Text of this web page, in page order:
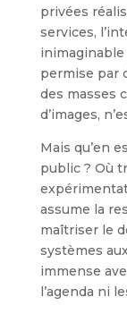
privées
services,
inimaginable
permise par
des masses
d’images,
Mais qu’en
public ? Où
assume la
maîtriser le
systèmes
immense
l’agenda ni